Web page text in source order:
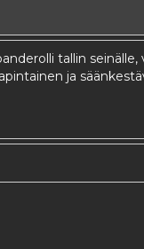
tallin seinälle,
ja